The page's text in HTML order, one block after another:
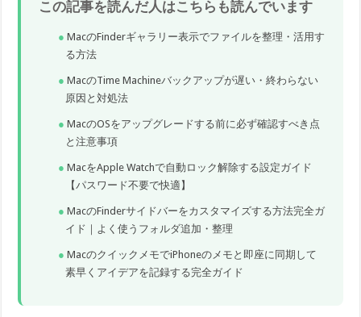
この記事を読んだ人はこちらも読んでいます
MacのFinderギャラリー表示でファイルを整理・活用す
る方法
MacのTime Machineバックアップが遅い・終わらない
原因と対処法
MacのOSをアップグレードする前に必ず確認すべき点
と注意事項
MacをApple Watchで自動ロック解除する設定ガイド
【パスワード不要で快適】
MacのFinderサイドバーをカスタマイズする方法完全ガ
イド｜よく使うフォルダ追加・整理
MacのクイックメモでiPhoneのメモと即座に同期して
素早くアイデアを記録する完全ガイド